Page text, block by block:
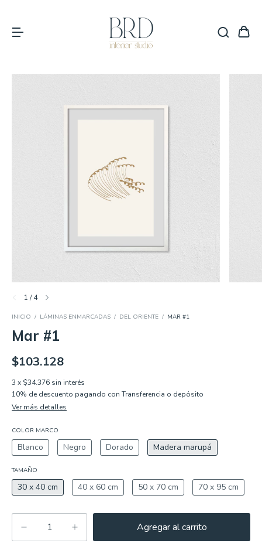
1 /4
INICIO / LÁMINAS ENMARCADAS / DEL ORIENTE / MAR #1
Mar #1
$103.128
3 x $34.376 sin interés
10% de descuento pagando con Transferencia o depósito
Ver más detalles
COLOR MARCO
Blanco Negro Dorado Madera marupá
TAMAÑO
30 x 40 cm 40 x 60 cm 50 x 70 cm 70 x 95 cm